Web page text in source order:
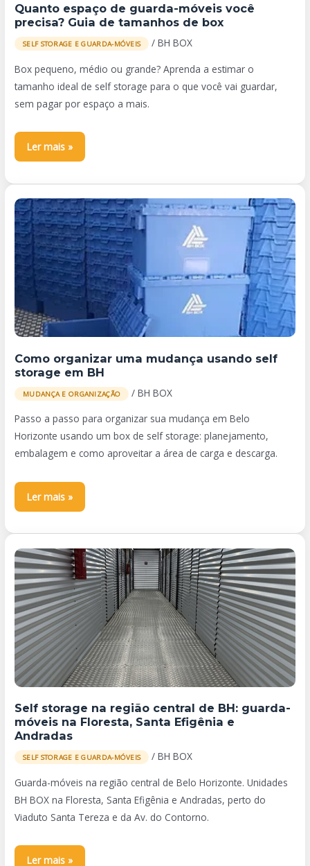
Quanto espaço de guarda-móveis você
precisa? Guia de tamanhos de box
SELF STORAGE E GUARDA-MÓVEIS /BH BOX
Box pequeno, médio ou grande? Aprenda a estimar o
tamanho ideal de self storage para o que você vai guardar,
sem pagar por espaço a mais.
tamanhos
de
box
Ler mais »
Como organizar uma mudança usando self
storage em BH
MUDANÇA E ORGANIZAÇÃO /BH BOX
Passo a passo para organizar sua mudança em Belo
Horizonte usando um box de self storage: planejamento,
embalagem e como aproveitar a área de carga e descarga.
Como
organizar
uma
mudança
usando
self
storage
em
Ler mais »
Self storage na região central de BH: guarda-
móveis na Floresta, Santa Efigênia e
Andradas
SELF STORAGE E GUARDA-MÓVEIS /BH BOX
Guarda-móveis na região central de Belo Horizonte. Unidades
BH BOX na Floresta, Santa Efigênia e Andradas, perto do
Viaduto Santa Tereza e da Av. do Contorno.
Self
storage
na
região
central
de
BH:
guarda-
na
Floresta,
Efigênia
e
Andradas
Ler mais »